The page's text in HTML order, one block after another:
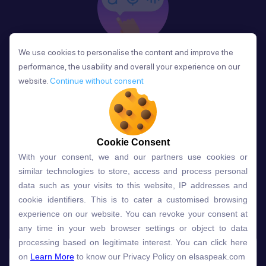
Phản Hồi
Sau mỗi bài học, người học nhận phản hồi về phát
âm và ngữ pháp ngay lập tức, giúp cải thiện kỹ năng
và tiến bộ nhanh chóng.
Lựa chọn gói học ELSA dành
cho bạn
Gói học Free Premium
Speech Analyzer
We use cookies to personalise the content and improve the
performance, the usability and overall your experience on our
website. Continue without consent
Cookie Consent
With your consent, we and our partners use cookies or
similar technologies to store, access and process personal
data such as your visits to this website, IP addresses and
cookie identifiers. This is to cater a customised browsing
experience on our website. You can revoke your consent at
any time in your web browser settings or object to data
processing based on legitimate interest. You can click here
on Learn More to know our Privacy Policy on elsaspeak.com
We use cookies to personalise the content and improve the
performance, the usability and overall your experience on our
website. Continue without consent
Cookie Consent
With your consent, we and our partners use cookies or
similar technologies to store, access and process personal
data such as your visits to this website, IP addresses and
cookie identifiers. This is to cater a customised browsing
experience on our website. You can revoke your consent at
any time in your web browser settings or object to data
processing based on legitimate interest. You can click here
on Learn More to know our Privacy Policy on elsaspeak.com